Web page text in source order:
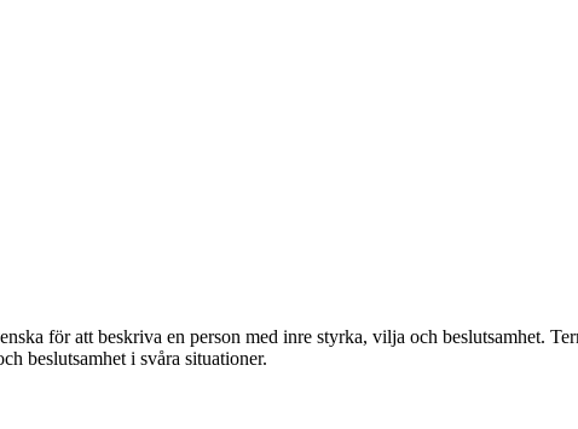
för att beskriva en person med inre styrka, vilja och beslutsamhet.
beslutsamhet i svåra situationer.